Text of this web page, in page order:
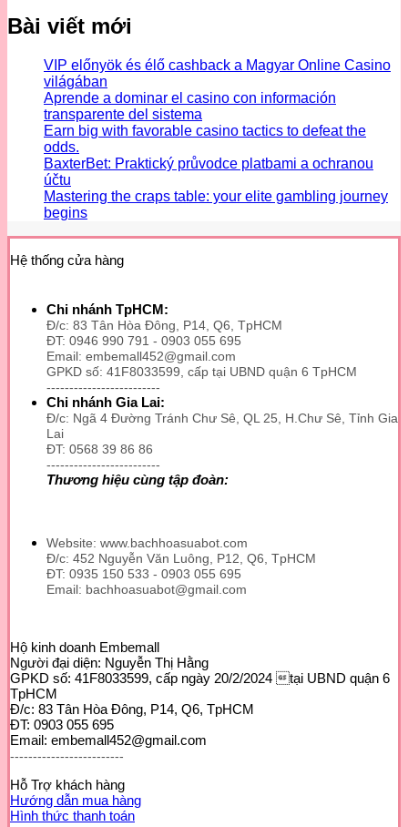
Bài viết mới
VIP előnyök és élő cashback a Magyar Online Casino
világában
Aprende a dominar el casino con información
transparente del sistema
Earn big with favorable casino tactics to defeat the
odds.
BaxterBet: Praktický průvodce platbami a ochranou
účtu
Mastering the craps table: your elite gambling journey
begins
Hệ thống cửa hàng
Chi nhánh TpHCM:
Đ/c: 83 Tân Hòa Đông, P14, Q6, TpHCM
ĐT: 0946 990 791 - 0903 055 695
Email: embemall452@gmail.com
GPKD số: 41F8033599, cấp tại UBND quận 6 TpHCM
-------------------------
Chi nhánh Gia Lai:
Đ/c: Ngã 4 Đường Tránh Chư Sê, QL 25, H.Chư Sê, Tỉnh Gia
Lai
ĐT: 0568 39 86 86
-------------------------
Thương hiệu cùng tập đoàn:
Website: www.bachhoasuabot.com
Đ/c: 452 Nguyễn Văn Luông, P12, Q6, TpHCM
ĐT: 0935 150 533 - 0903 055 695
Email: bachhoasuabot@gmail.com
Hộ kinh doanh Embemall
Người đại diện: Nguyễn Thị Hằng
GPKD số: 41F8033599, cấp ngày 20/2/2024 tại UBND quận 6
TpHCM
Đ/c: 83 Tân Hòa Đông, P14, Q6, TpHCM
ĐT: 0903 055 695
Email: embemall452@gmail.com
-------------------------
Hỗ Trợ khách hàng
Hướng dẫn mua hàng
Hình thức thanh toán